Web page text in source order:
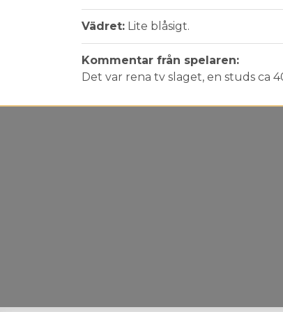
Vädret: Lite blåsigt.
Kommentar från spelaren:
Det var rena tv slaget, en studs ca